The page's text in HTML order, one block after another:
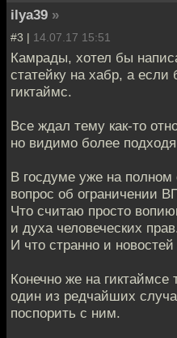
ilya39 »
#3 | 14.07.17 15:51
Камрады, хотел бы
статейку на хабр, а если
гиктаймс.
Все ждал тему как-то
но видимо более
В госдуме уже на полном
вопрос об ограничении
Что считаю просто
и духа человеческих
И что странно и
Конечно же на
один из редчайших
поспорить с ним.